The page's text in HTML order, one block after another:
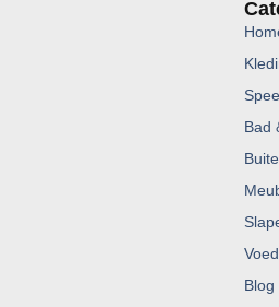
Bad
Blog